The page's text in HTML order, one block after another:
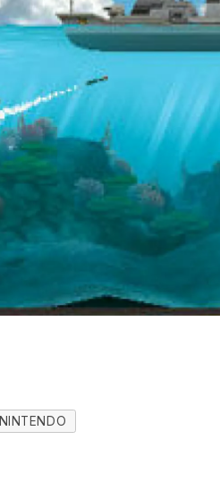
NINTENDO